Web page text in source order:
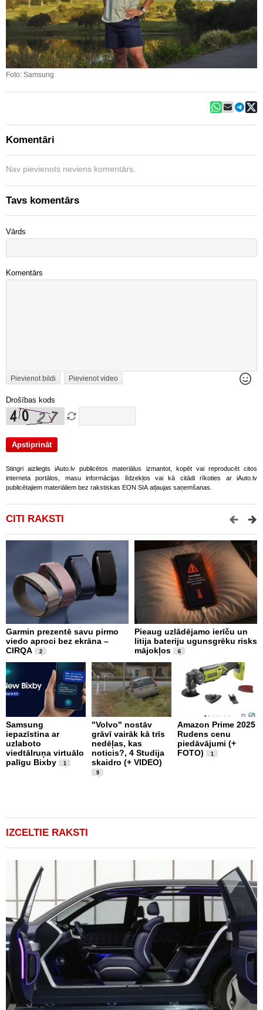
Foto: Samsung
Komentāri
Nav pievienots neviens komentārs.
Tavs komentārs
Vārds
Komentārs
Pievienot bildi Pievienot video
Drošības kods
Stingri aizliegts iAuto.lv publicētos materiālus izmantot, kopēt vai reproducēt citos
interneta portālos, masu informācijas līdzekļos vai kā citādi rīkoties ar iAuto.lv
publicētajiem materiāliem bez rakstiskas EON SIA atļaujas saņemšanas.
CITI RAKSTI
Garmin prezentē savu pirmo
viedo aproci bez ekrāna –
CIRQA
2
Pieaug uzlādējamo ierīču un
litija bateriju ugunsgrēku risks
mājokļos
6
Samsung
iepazīstina ar
uzlaboto
viedtālruņa virtuālo
palīgu Bixby
1
"Volvo" nostāv
grāvī vairāk kā trīs
nedēļas, kas
noticis?, 4 Studija
skaidro (+ VIDEO)
9
Amazon Prime 2025
Rudens cenu
piedāvājumi (+
FOTO)
1
IZCELTIE RAKSTI